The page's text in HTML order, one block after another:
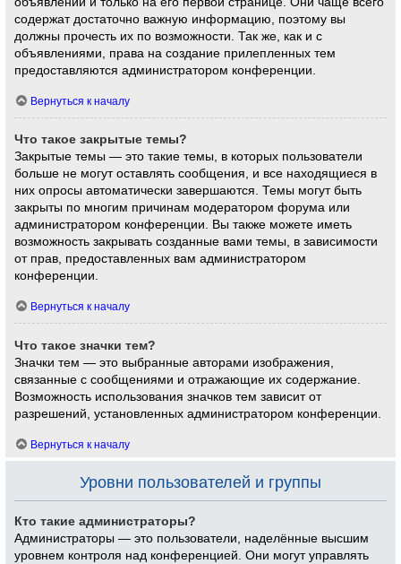
содержат достаточно важную информацию, поэтому вы
должны прочесть их по возможности. Так же, как и с
объявлениями, права на создание прилепленных тем
предоставляются администратором конференции.
Вернуться к началу
Что такое закрытые темы?
Закрытые темы — это такие темы, в которых пользователи
больше не могут оставлять сообщения, и все находящиеся в
них опросы автоматически завершаются. Темы могут быть
закрыты по многим причинам модератором форума или
администратором конференции. Вы также можете иметь
возможность закрывать созданные вами темы, в зависимости
от прав, предоставленных вам администратором
конференции.
Вернуться к началу
Что такое значки тем?
Значки тем — это выбранные авторами изображения,
связанные с сообщениями и отражающие их содержание.
Возможность использования значков тем зависит от
разрешений, установленных администратором конференции.
Вернуться к началу
Уровни пользователей и группы
Кто такие администраторы?
Администраторы — это пользователи, наделённые высшим
уровнем контроля над конференцией. Они могут управлять